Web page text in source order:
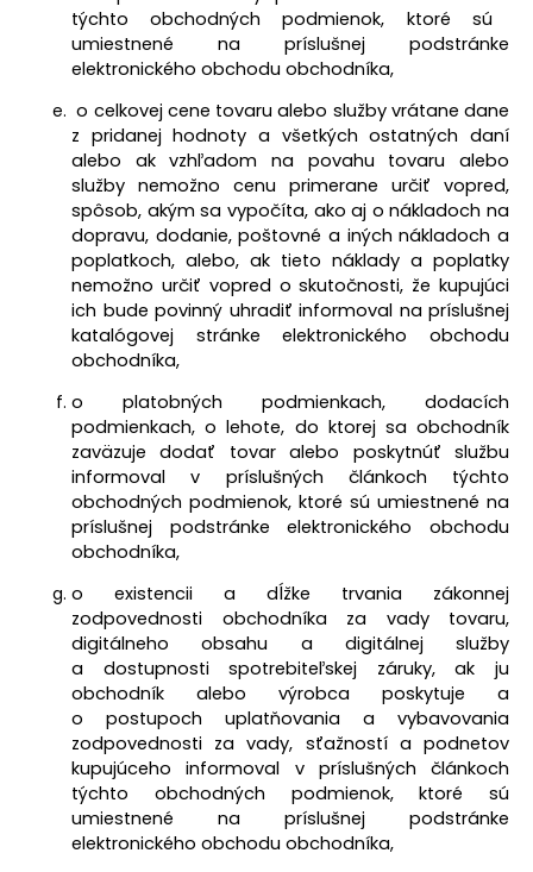
týchto obchodných podmienok, ktoré sú
umiestnené na príslušnej podstránke
elektronického obchodu obchodníka,
o celkovej cene tovaru alebo služby vrátane dane
z pridanej hodnoty a všetkých ostatných daní
alebo ak vzhľadom na povahu tovaru alebo
služby nemožno cenu primerane určiť vopred,
spôsob, akým sa vypočíta, ako aj o nákladoch na
dopravu, dodanie, poštovné a iných nákladoch a
poplatkoch, alebo, ak tieto náklady a poplatky
nemožno určiť vopred o skutočnosti, že kupujúci
ich bude povinný uhradiť informoval na príslušnej
katalógovej stránke elektronického obchodu
obchodníka,
o platobných podmienkach, dodacích
podmienkach, o lehote, do ktorej sa obchodník
zaväzuje dodať tovar alebo poskytnúť službu
informoval v príslušných článkoch týchto
obchodných podmienok, ktoré sú umiestnené na
príslušnej podstránke elektronického obchodu
obchodníka,
o existencii a dĺžke trvania zákonnej
zodpovednosti obchodníka za vady tovaru,
digitálneho obsahu a digitálnej služby
a dostupnosti spotrebiteľskej záruky, ak ju
obchodník alebo výrobca poskytuje a
o postupoch uplatňovania a vybavovania
zodpovednosti za vady, sťažností a podnetov
kupujúceho informoval v príslušných článkoch
týchto obchodných podmienok, ktoré sú
umiestnené na príslušnej podstránke
elektronického obchodu obchodníka,